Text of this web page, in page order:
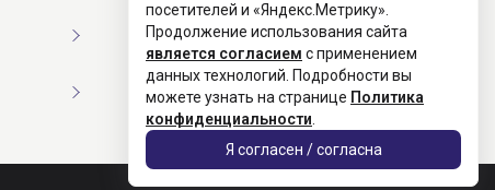
Согласие на обработку ПД
Политика конфиденциальности
посетителей и «Яндекс.Метрику».
Продолжение использования сайта
является согласием с применением
данных технологий. Подробности вы
можете узнать на странице Политика
конфиденциальности
Я согласен / согласна